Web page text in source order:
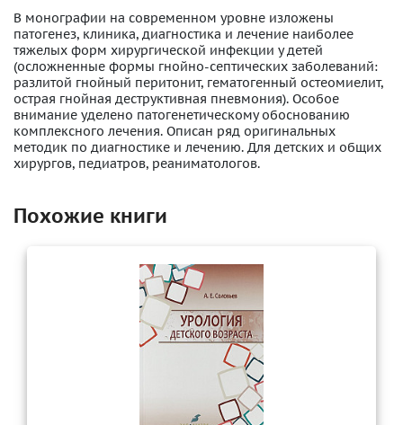
В монографии на современном уровне изложены
патогенез, клиника, диагностика и лечение наиболее
тяжелых форм хирургической инфекции у детей
(осложненные формы гнойно-септических заболеваний:
разлитой гнойный перитонит, гематогенный остеомиелит,
острая гнойная деструктивная пневмония). Особое
внимание уделено патогенетическому обоснованию
комплексного лечения. Описан ряд оригинальных
методик по диагностике и лечению. Для детских и общих
хирургов, педиатров, реаниматологов.
Похожие книги